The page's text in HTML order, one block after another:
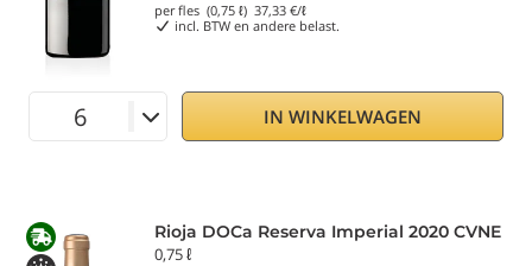
per fles (0,75 ℓ) 37,33 €/ℓ
incl. BTW en andere belast.
IN WINKELWAGEN
Rioja DOCa Reserva Imperial 2020 CVNE
0,75 ℓ